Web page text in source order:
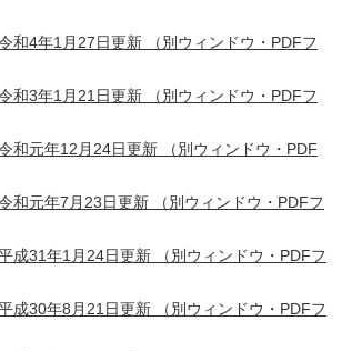
和4年1月27日更新 （別ウィンドウ・PDFフ
和3年1月21日更新 （別ウィンドウ・PDFフ
和元年12月24日更新 （別ウィンドウ・PDF
和元年7月23日更新 （別ウィンドウ・PDFフ
成31年1月24日更新 （別ウィンドウ・PDFフ
成30年8月21日更新 （別ウィンドウ・PDFフ